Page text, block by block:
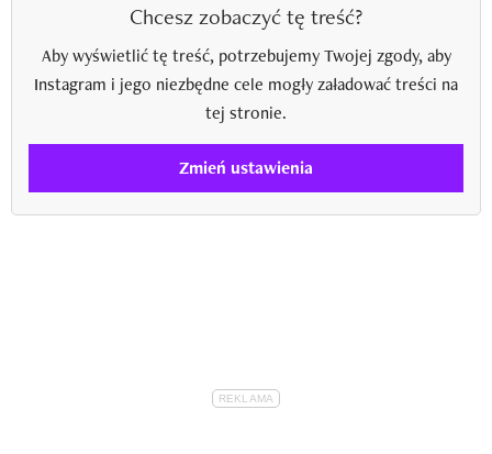
Chcesz zobaczyć tę treść?
Aby wyświetlić tę treść, potrzebujemy Twojej zgody, aby
Instagram i jego niezbędne cele mogły załadować treści na
tej stronie.
Zmień ustawienia